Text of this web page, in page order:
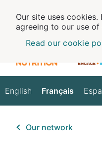
Français
English Français
Our network
Our site uses
agreeing to our use of
Read our cookie